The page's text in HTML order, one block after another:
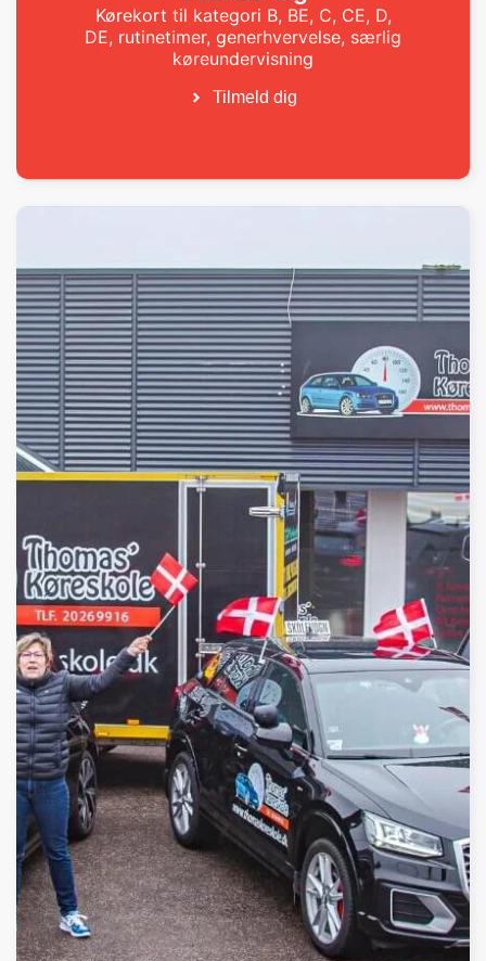
Kørekort til kategori B, BE, C, CE, D,
DE, rutinetimer, generhvervelse, særlig
køreundervisning
Tilmeld dig